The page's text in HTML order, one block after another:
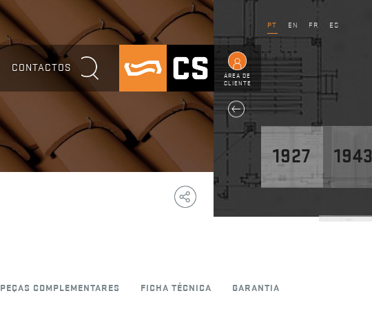
PT EN FR ES
CONTACTOS
ÁREA DE
CLIENTE
1927
Copy
Link
Facebook
WhatsApp
PEÇAS COMPLEMENTARES FICHA TÉCNICA GARANTIA